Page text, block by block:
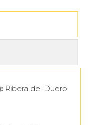
Ribera del Duero